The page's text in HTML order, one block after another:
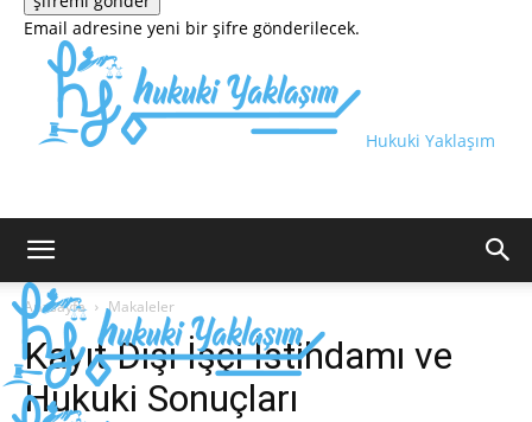
Email adresine yeni bir şifre gönderilecek.
Hukuki Yaklaşım
Anasayfa Makaleler
Kayıt Dışı İşçi İstihdamı ve
Hukuki Sonuçları